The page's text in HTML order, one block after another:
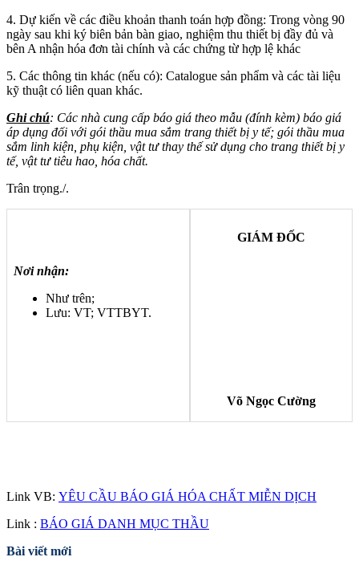
4. Dự kiến về các điều khoản thanh toán hợp đồng: Trong vòng 90
ngày sau khi ký biên bản bàn giao, nghiệm thu thiết bị đầy đủ và
bên A nhận hóa đơn tài chính và các chứng từ hợp lệ khác
5. Các thông tin khác (nếu có): Catalogue sản phẩm và các tài liệu
kỹ thuật có liên quan khác.
Ghi chú: Các nhà cung cấp báo giá theo mẫu (đính kèm) báo giá
áp dụng đối với gói thầu mua sắm trang thiết bị y tế; gói thầu mua
sắm linh kiện, phụ kiện, vật tư thay thế sử dụng cho trang thiết bị y
tế, vật tư tiêu hao, hóa chất.
Trân trọng./.
Nơi nhận:
Như trên;
Lưu: VT; VTTBYT.
GIÁM ĐỐC
Võ Ngọc Cường
Link VB: YÊU CẦU BÁO GIÁ HÓA CHẤT MIỄN DỊCH
Link : BÁO GIÁ DANH MỤC THẦU
Bài viết mới